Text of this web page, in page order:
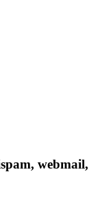
webmail,